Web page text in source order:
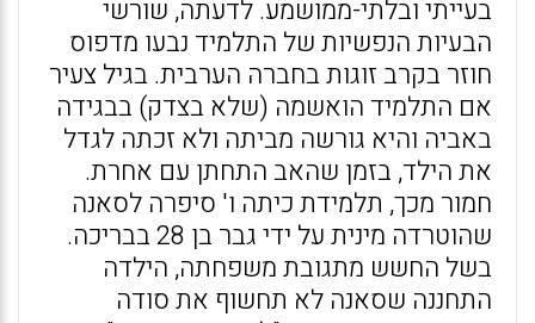
בעייתי ובלתי-ממושמע. לדעתה, שורשי
הבעיות הנפשיות של התלמיד נבעו מדפוס
חוזר בקרב זוגות בחברה הערבית. בגיל צעיר
אם התלמיד הואשמה (שלא בצדק) בבגידה
באביה והיא גורשה מביתה ולא זכתה לגדל
את הילד, בזמן שהאב התחתן עם אחרת.
חמור מכך, תלמידת כיתה ו' סיפרה לסאנה
שהוטרדה מינית על ידי גבר בן 28 בבריכה.
בשל החשש מתגובת משפחתה, הילדה
התחננה שסאנה לא תחשוף את סודה